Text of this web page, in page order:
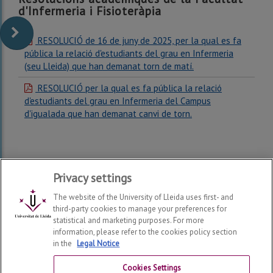
d'Infermeria i Fisioteràpia
RESOLUCIÓ de 16 de juny de 2025, per la qual es fa
pública la relació d'estudiants del grau en Infermeria
(seu Lleida) que han demanat torn de matí.
RESOLUCIÓ per la qual es fa pública la relació
d'estudiants del grau en Infermeria del Campus
d'igualada que han demanat canvi de torn.
Faculty of Nursing and Physiotherapy
Privacy settings
The website of the University of Lleida uses first- and
third-party cookies to manage your preferences for
statistical and marketing purposes. For more
information, please refer to the cookies policy section
in the Legal Notice
Cookies Settings